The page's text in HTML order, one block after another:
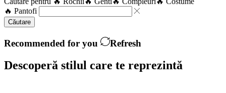
🔥 Pantofi
Căutare
Recommended for you Refresh
Descoperă stilul care te reprezintă